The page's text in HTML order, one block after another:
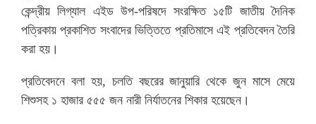
কেন্দ্রীয় লিগ্যাল এইড উপ-পরিষদে সংরক্ষিত ১৫টি জাতীয় দৈনিক
পত্রিকায় প্রকাশিত সংবাদের ভিত্তিতে প্রতিমাসে এই প্রতিবেদন তৈরি
করা হয়।
প্রতিবেদনে বলা হয়, চলতি বছরের জানুয়ারি থেকে জুন মাসে মেয়ে
শিশুসহ ১ হাজার ৫৫৫ জন নারী নির্যাতনের শিকার হয়েছেন।